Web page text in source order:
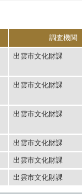
調査機関
出雲市文化財課
出雲市文化財課
出雲市文化財課
出雲市文化財課
出雲市文化財課
出雲市文化財課